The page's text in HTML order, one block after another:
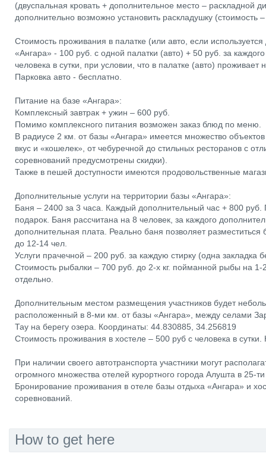
(двуспальная кровать + дополнительное место – раскладной
дополнительно возможно установить раскладушку (стоимость
Стоимость проживания в палатке (или авто, если
«Ангара» - 100 руб. с одной палатки (авто) + 50 руб. за
человека в сутки, при условии, что в палатке (авто) проживает
Парковка авто - бесплатно.
Питание на базе «Ангара»:
Комплексный завтрак + ужин – 600 руб.
Помимо комплексного питания возможен заказ блюд по меню.
В радиусе 2 км. от базы «Ангара» имеется множество
вкус и «кошелек», от чебуречной до стильных ресторанов с
соревнований предусмотрены скидки).
Также в пешей доступности имеются продовольственные
Дополнительные услуги на территории базы «Ангара»:
Баня – 2400 за 3 часа. Каждый дополнительный час + 800 руб.
подарок. Баня рассчитана на 8 человек, за каждого
дополнительная плата. Реально баня позволяет
до 12-14 чел.
Услуги прачечной – 200 руб. за каждую стирку (одна закладка
Стоимость рыбалки – 700 руб. до 2-х кг. пойманной рыбы на 1-
отдельно.
Дополнительным местом размещения участников будет
расположенный в 8-ми км. от базы «Ангара», между селами
Тау на берегу озера. Координаты: 44.830885, 34.256819
Стоимость проживания в хостеле – 500 руб с человека в
При наличии своего автотранспорта участники могут
огромного множества отелей курортного города Алушта в 25-
Бронирование проживания в отеле базы отдыха «Ангара» и
соревнований.
How to get here